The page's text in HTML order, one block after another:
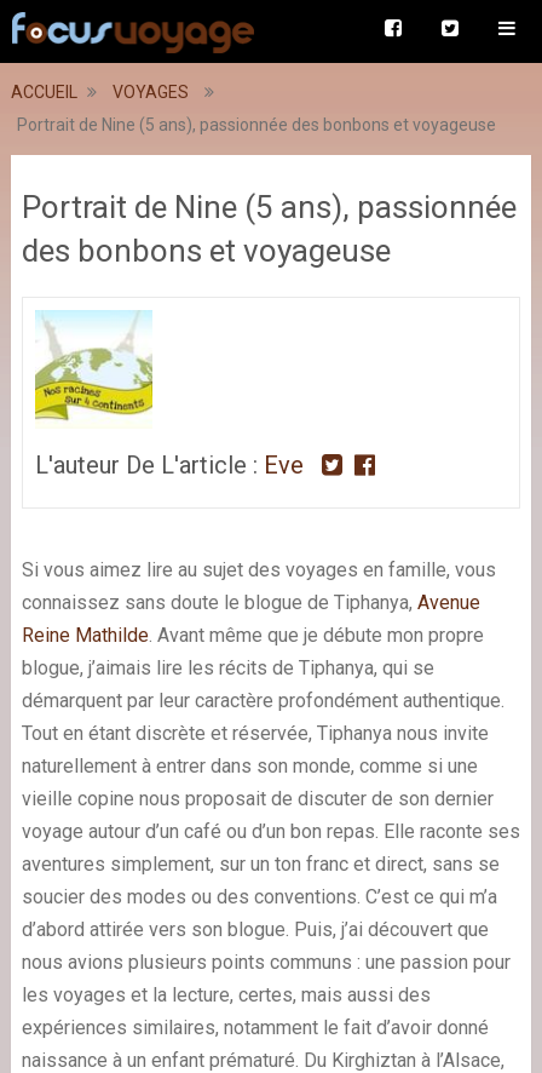
ACCUEIL
VOYAGES
Portrait de Nine (5 ans), passionnée des bonbons et voyageuse
Portrait de Nine (5 ans), passionnée
des bonbons et voyageuse
L'auteur De L'article : Eve
Si vous aimez lire au sujet des voyages en famille, vous
connaissez sans doute le blogue de Tiphanya, Avenue
Reine Mathilde. Avant même que je débute mon propre
blogue, j’aimais lire les récits de Tiphanya, qui se
démarquent par leur caractère profondément authentique.
Tout en étant discrète et réservée, Tiphanya nous invite
naturellement à entrer dans son monde, comme si une
vieille copine nous proposait de discuter de son dernier
voyage autour d’un café ou d’un bon repas. Elle raconte ses
aventures simplement, sur un ton franc et direct, sans se
soucier des modes ou des conventions. C’est ce qui m’a
d’abord attirée vers son blogue. Puis, j’ai découvert que
nous avions plusieurs points communs : une passion pour
les voyages et la lecture, certes, mais aussi des
expériences similaires, notamment le fait d’avoir donné
naissance à un enfant prématuré. Du Kirghiztan à l’Alsace,